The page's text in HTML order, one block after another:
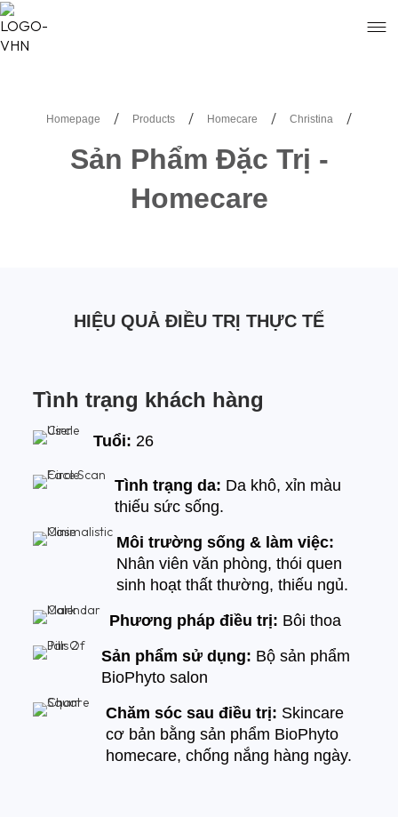
Homepage / Products / Homecare / Christina /
Sản Phẩm Đặc Trị -
Homecare
HIỆU QUẢ ĐIỀU TRỊ THỰC TẾ
Tình trạng khách hàng
Tuổi: 26
Tình trạng da: Da khô, xỉn màu
thiếu sức sống.
Môi trường sống & làm việc:
Nhân viên văn phòng, thói quen
sinh hoạt thất thường, thiếu ngủ.
Phương pháp điều trị: Bôi thoa
Sản phẩm sử dụng: Bộ sản phẩm
BioPhyto salon
Chăm sóc sau điều trị: Skincare
cơ bản bằng sản phẩm BioPhyto
homecare, chống nắng hàng ngày.